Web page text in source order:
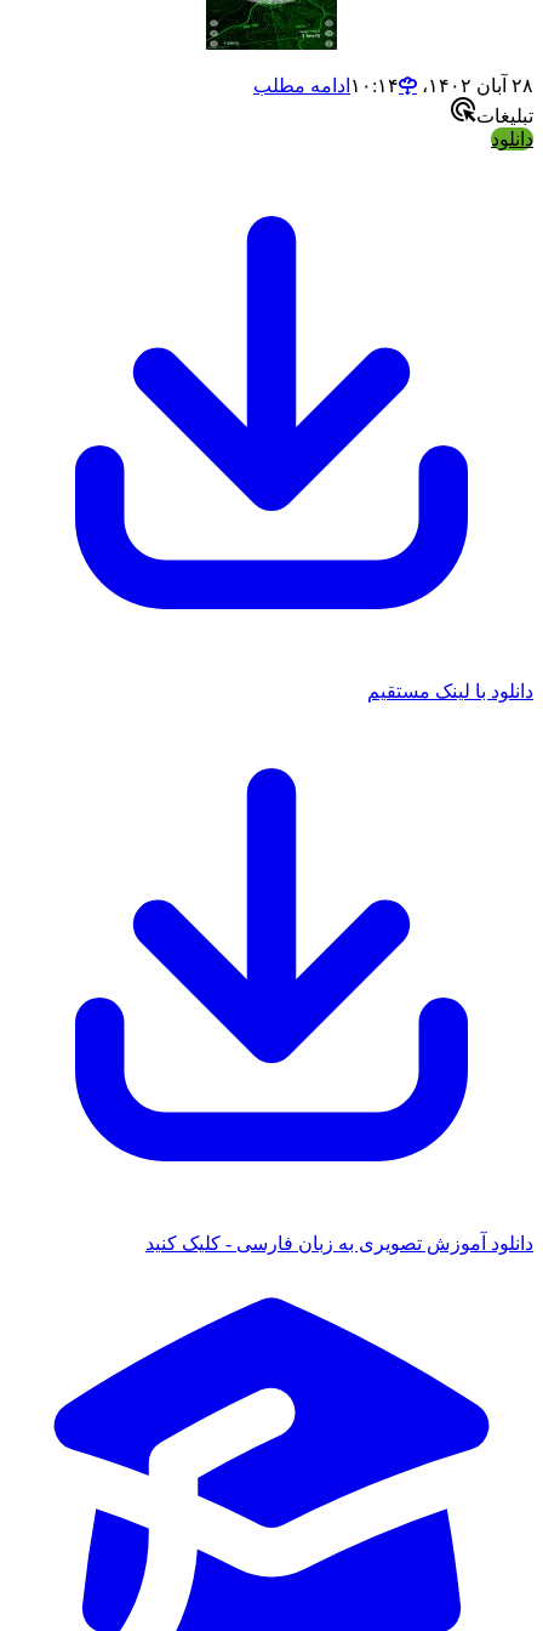
ادامه مطلب
با لینک مستقیم
آموزش تصویری به زبان فارسی - کلیک کنید